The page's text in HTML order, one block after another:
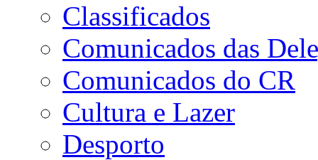
Classificados
Comunicados das
Comunicados do CR
Cultura e Lazer
Desporto